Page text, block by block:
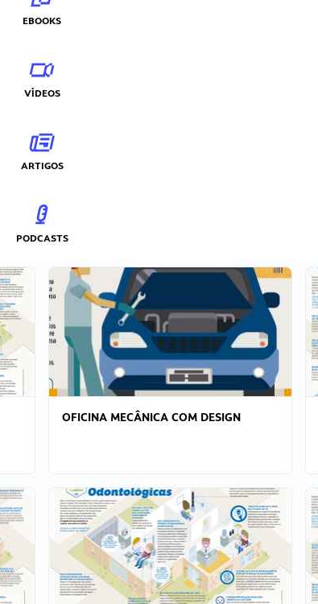
EBOOKS
VÍDEOS
ARTIGOS
PODCASTS
OFICINA MECÂNICA COM DESIGN